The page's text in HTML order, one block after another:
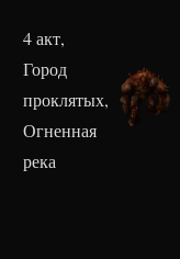
4 акт,
Город
проклятых,
Огненная
река